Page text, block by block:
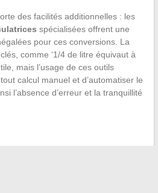
des facilités additionnelles : les
spécialisées offrent une
pour ces conversions. La
comme ‘1/4 de litre équivaut à
mais l’usage de ces outils
calcul manuel et d’automatiser le
l’absence d’erreur et la tranquillité